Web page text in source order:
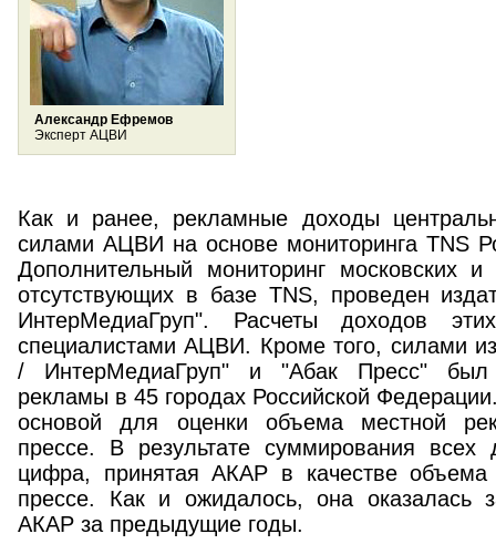
Александр Ефремов
Эксперт АЦВИ
Как и ранее, рекламные доходы
силами АЦВИ на основе мониторинга TNS
Дополнительный мониторинг московских
отсутствующих в базе TNS, проведен
ИнтерМедиаГруп". Расчеты доходов
специалистами АЦВИ. Кроме того, силами
/ ИнтерМедиаГруп" и "Абак Пресс" был
рекламы в 45 городах Российской
основой для оценки объема местной
прессе. В результате суммирования
цифра, принятая АКАР в качестве объема
прессе. Как и ожидалось, она оказалась
АКАР за предыдущие годы.